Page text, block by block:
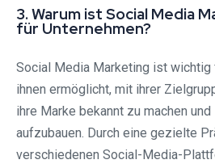
3. Warum ist Social Media
für Unternehmen?
Social Media Marketing ist wichtig
ihnen ermöglicht, mit ihrer
ihre Marke bekannt zu machen
aufzubauen. Durch eine gezielte
verschiedenen Social-Media-